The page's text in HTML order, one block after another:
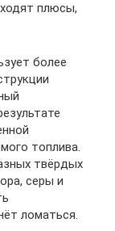
плюсы,
более
топлива.
твёрдых
серы и
ломаться.